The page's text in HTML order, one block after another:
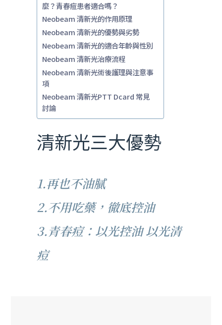
麼？青春痘患者適合嗎？
Neobeam 清新光的作用原理
Neobeam 清新光的優勢與劣勢
Neobeam 清新光的適合年齡與性別
Neobeam 清新光治療流程
Neobeam 清新光術後護理與注意事
項
Neobeam 清新光PTT Dcard 常見
討論
清新光三大優勢
1.再也不油膩
2.不用吃藥，徹底控油
3.青春痘：以光控油 以光清
痘